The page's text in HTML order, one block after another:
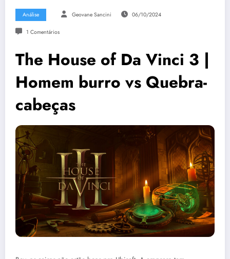
Análise Geovane Sancini 06/10/2024
1 Comentários
The House of Da Vinci 3 |
Homem burro vs Quebra-
cabeças